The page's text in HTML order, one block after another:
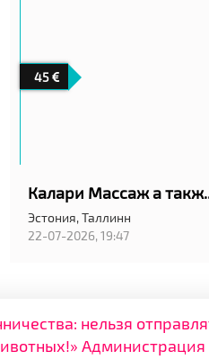
45
Калари
Эстония,Таллинн
22-07-2026, 19:47
нельзя
Администрация